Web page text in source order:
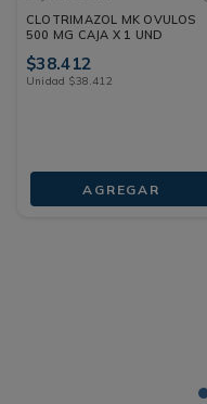
CLOTRIMAZOL MK OVULOS
500 MG CAJA X 1 UND
$38.412
Unidad $38.412
AGREGAR